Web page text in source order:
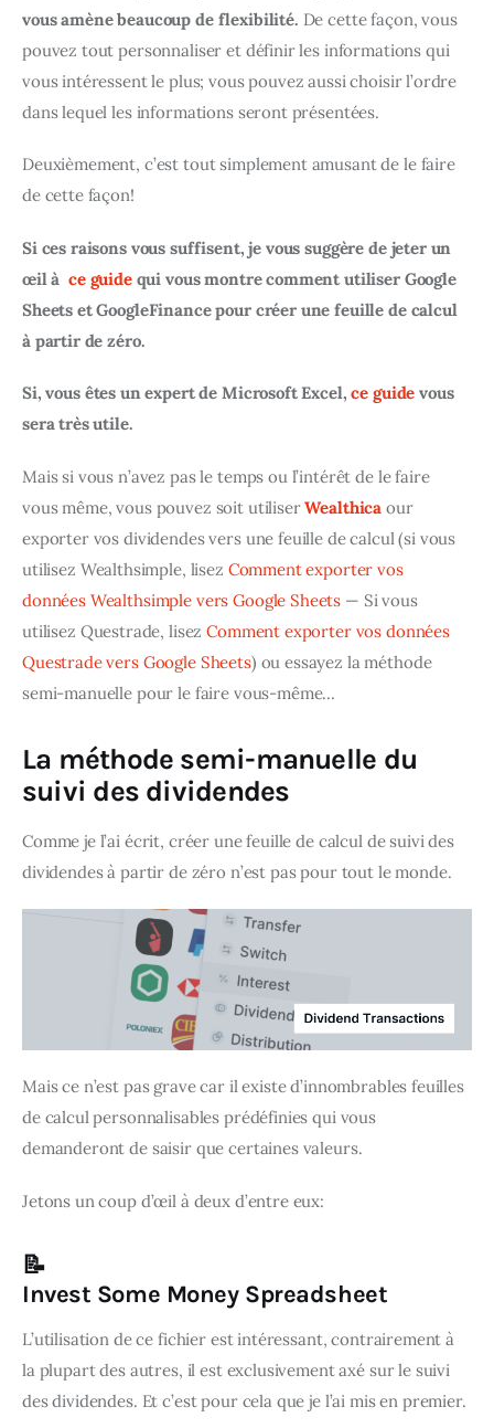
vous amène beaucoup de flexibilité. De cette façon, vous
pouvez tout personnaliser et définir les informations qui
vous intéressent le plus; vous pouvez aussi choisir l’ordre
dans lequel les informations seront présentées.
Deuxièmement, c’est tout simplement amusant de le faire
de cette façon!
Si ces raisons vous suffisent, je vous suggère de jeter un
œil à ce guide qui vous montre comment utiliser Google
Sheets et GoogleFinance pour créer une feuille de calcul
à partir de zéro.
Si, vous êtes un expert de Microsoft Excel, ce guide vous
sera très utile.
Mais si vous n’avez pas le temps ou l’intérêt de le faire
vous même, vous pouvez soit utiliser Wealthica our
exporter vos dividendes vers une feuille de calcul (si vous
utilisez Wealthsimple, lisez Comment exporter vos
données Wealthsimple vers Google Sheets — Si vous
utilisez Questrade, lisez Comment exporter vos données
Questrade vers Google Sheets) ou essayez la méthode
semi-manuelle pour le faire vous-même…
La méthode semi-manuelle du
suivi des dividendes
Comme je l’ai écrit, créer une feuille de calcul de suivi des
dividendes à partir de zéro n’est pas pour tout le monde.
Mais ce n’est pas grave car il existe d’innombrables feuilles
de calcul personnalisables prédéfinies qui vous
demanderont de saisir que certaines valeurs.
Jetons un coup d’œil à deux d’entre eux:
📝
Invest Some Money Spreadsheet
L’utilisation de ce fichier est intéressant, contrairement à
la plupart des autres, il est exclusivement axé sur le suivi
des dividendes. Et c’est pour cela que je l’ai mis en premier.